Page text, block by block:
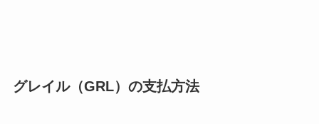
グレイル（GRL）の支払方法